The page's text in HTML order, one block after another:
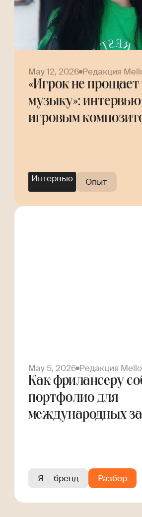
May 12, 2026 Редакция
«Игрок не
музыку»: интервью
игровым
Интервью Опыт
May 5, 2026 Редакция
Как фрилансеру
портфолио для
международных
Я — бренд Разбор